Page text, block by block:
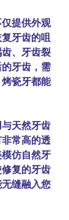
仅提供外观
牙齿的咀
、牙齿裂
牙齿，需
瓷牙都能
天然牙齿
常高的透
仿自然牙
复的牙齿
缝融入您